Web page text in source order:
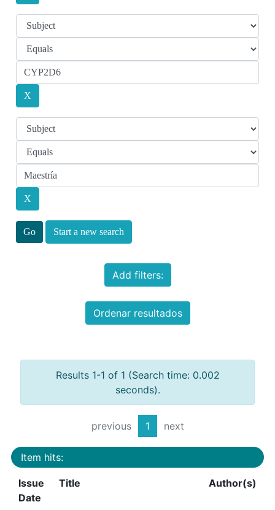
Start a new search
Add filters:
Ordenar resultados
Results 1-1 of 1 (Search time: 0.002
seconds).
previous 1 next
Item hits:
Issue
Date
Title Author(s)